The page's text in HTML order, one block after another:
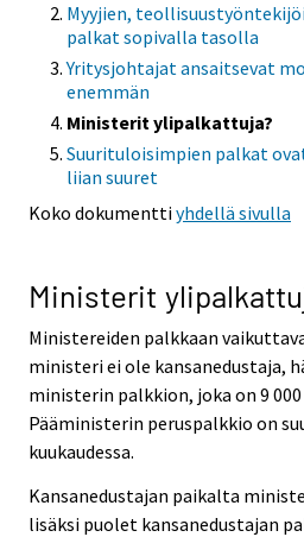
Myyjien,
palkat sopivalla tasolla
Yritysjohtajat ansaitsevat
enemmän
Ministerit ylipalkattuja?
Suurituloisimpien palkat
liian suuret
Koko dokumenttiyhdellä sivulla
Ministerit
Ministereiden palkkaan
ministeri ei ole kansanedustaja,
ministerin palkkion, joka on 9 000
Pääministerin peruspalkkio on
kuukaudessa.
Kansanedustajan paikalta
lisäksi puolet kansanedustajan